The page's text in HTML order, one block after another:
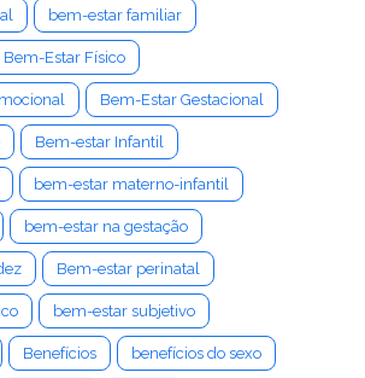
bem-estar familiar
Bem-Estar Físico
Bem-Estar Gestacional
Bem-estar Infantil
bem-estar materno-infantil
bem-estar na gestação
Bem-estar perinatal
bem-estar subjetivo
Benefícios benefícios do sexo